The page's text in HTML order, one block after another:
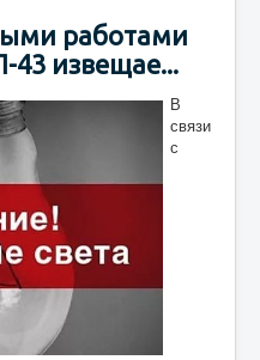
работами
43 извещае...
В
связи
с